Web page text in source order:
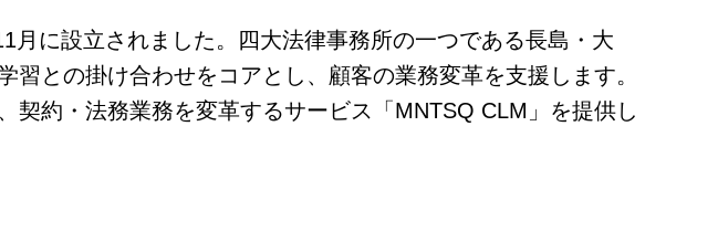
に設立されました。四大法律事務所の一つである長島・大
との掛け合わせをコアとし、顧客の業務変革を支援します。
約・法務業務を変革するサービス「MNTSQ CLM」を提供し